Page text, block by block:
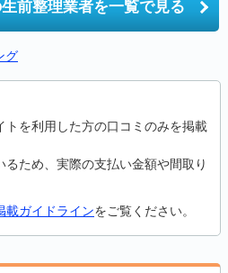
生前整理業者を一覧で見る
グ
を利用した方の口コミのみを掲載
るため、実際の支払い金額や間取り
載ガイドラインをご覧ください。